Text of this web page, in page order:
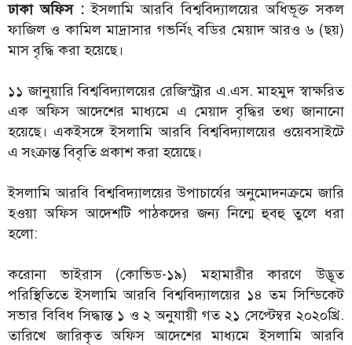
ঢাকা অফিস : ইসলামি আরবি বিশ্ববিদ্যালয়ের অধিভূক্ত সকল
ফাজিল ও কামিল মাদ্রাসার গভর্নিং বডির মেয়াদ আরও ৬ (ছয়)
মাস বৃদ্ধি করা হয়েছে।
১১ জানুয়ারি বিশ্ববিদ্যালয়ের রেজিস্ট্রার এ.এস. মাহমুদ স্বাক্ষরিত
এক অফিস আদেশের মাধ্যমে এ মেয়াদ বৃদ্ধির তথ্য জানানো
হয়েছে। একইসঙ্গে ইসলামি আরবি বিশ্ববিদ্যালয়ের ওয়েবসাইটে
এ সংক্রান্ত বিবৃতি প্রকাশ করা হয়েছে।
ইসলামি আরবি বিশ্ববিদ্যালয়ের উপাচার্যের অনুমোদনক্রমে জারি
হওয়া অফিস আদেশটি পাঠকদের জন্য নিন্মে হুবহু তুলে ধরা
হলো:
করোনা ভাইরাস (কোভিড-১৯) মহামারীর কারণে উদ্ভূত
পরিস্থিতিতে ইসলামি আরবি বিশ্ববিদ্যালয়ের ১৪ তম সিন্ডিকেট
সভার বিবিধ সিদ্ধান্ত ১ ও ২ অনুযায়ী গত ২১ সেপ্টেম্বর ২০২০খ্রি.
তারিখে জারিকৃত অফিস আদেশের মাধ্যমে ইসলামি আরবি